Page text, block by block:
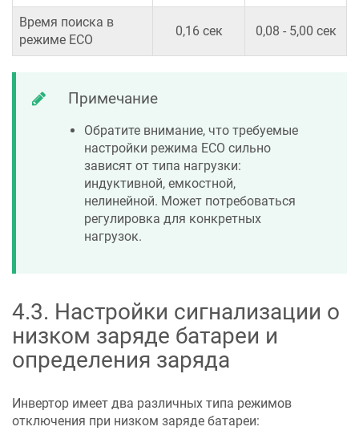
Время поиска в
режиме ECO
0,16 сек 0,08 - 5,00 сек
Примечание
Обратите внимание, что требуемые
настройки режима ECO сильно
зависят от типа нагрузки:
индуктивной, емкостной,
нелинейной. Может потребоваться
регулировка для конкретных
нагрузок.
4.3. Настройки сигнализации о
низком заряде батареи и
определения заряда
Инвертор имеет два различных типа режимов
отключения при низком заряде батареи: